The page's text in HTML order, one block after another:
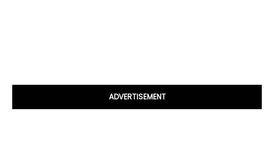
ADVERTISEMENT